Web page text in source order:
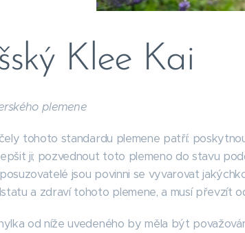
Klee Kai
plemene
tohoto standardu plemene patří:
ji; pozvednout toto plemeno do stavu
jsou povinni se vyvarovat
a zdraví tohoto plemene, a musí převzít
od níže uvedeného by měla být